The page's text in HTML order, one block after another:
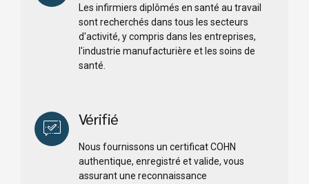
Les infirmiers diplômés en santé au travail
sont recherchés dans tous les secteurs
d'activité, y compris dans les entreprises,
l'industrie manufacturière et les soins de
santé.
Vérifié
Nous fournissons un certificat COHN
authentique, enregistré et valide, vous
assurant une reconnaissance